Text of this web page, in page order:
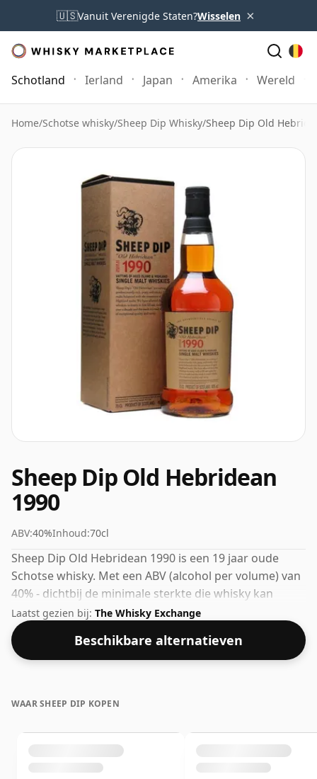
🇺🇸Vanuit Verenigde Staten?Wisselen ×
Schotland Ierland Japan Amerika Wereld
Home/Schotse whisky/Sheep Dip Whisky/Sheep Dip Old
Sheep Dip Old Hebridean
1990
ABV:40%Inhoud:70cl
Sheep Dip Old Hebridean 1990 is een 19 jaar oude
Schotse whisky. Met een ABV (alcohol per volume) van
40% - dichtbij de minimale sterkte die whisky kan
worden gebotteld - en daarom te beschouwen als een
whisky van "standaard" sterkte.
Laatst gezien bij: The Whisky Exchange
Beschikbare alternatieven
WAAR SHEEP DIP KOPEN